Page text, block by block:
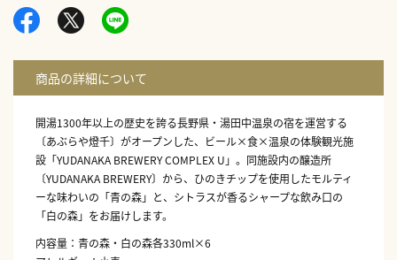
開湯1300年以上の歴史を誇る長野県・湯田中温泉の宿を運営する
〔あぶらや燈千〕がオープンした、ビール×食×温泉の体験観光施
設「YUDANAKA BREWERY COMPLEX U」。同施設内の醸造所
〔YUDANAKA BREWERY〕から、ひのきチップを使用したモルティ
ーな味わいの「青の森」と、シトラスが香るシャープな飲み口の
「白の森」をお届けします。
内容量：青の森・白の森各330ml×6